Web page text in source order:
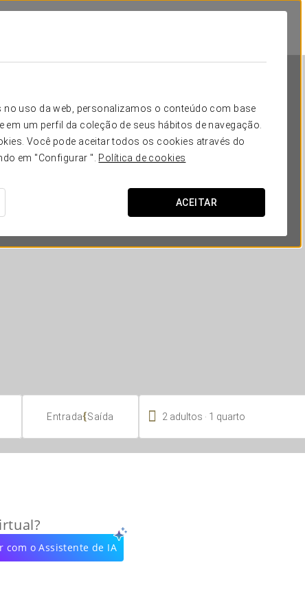
uso da web, personalizamos o conteúdo com base
um perfil da coleção de seus hábitos de navegação.
Você pode aceitar todos os cookies através do
em "Configurar ". Política de cookies
ACEITAR
Crisol Mundial
BUENOS AIRES
Entrada{Saída  2 adultos 1 quarto
com o Assistente de IA